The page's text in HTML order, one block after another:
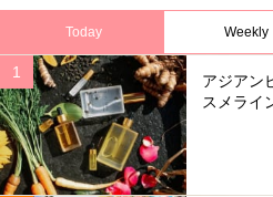
Today Weekly
アジアン
スメライ